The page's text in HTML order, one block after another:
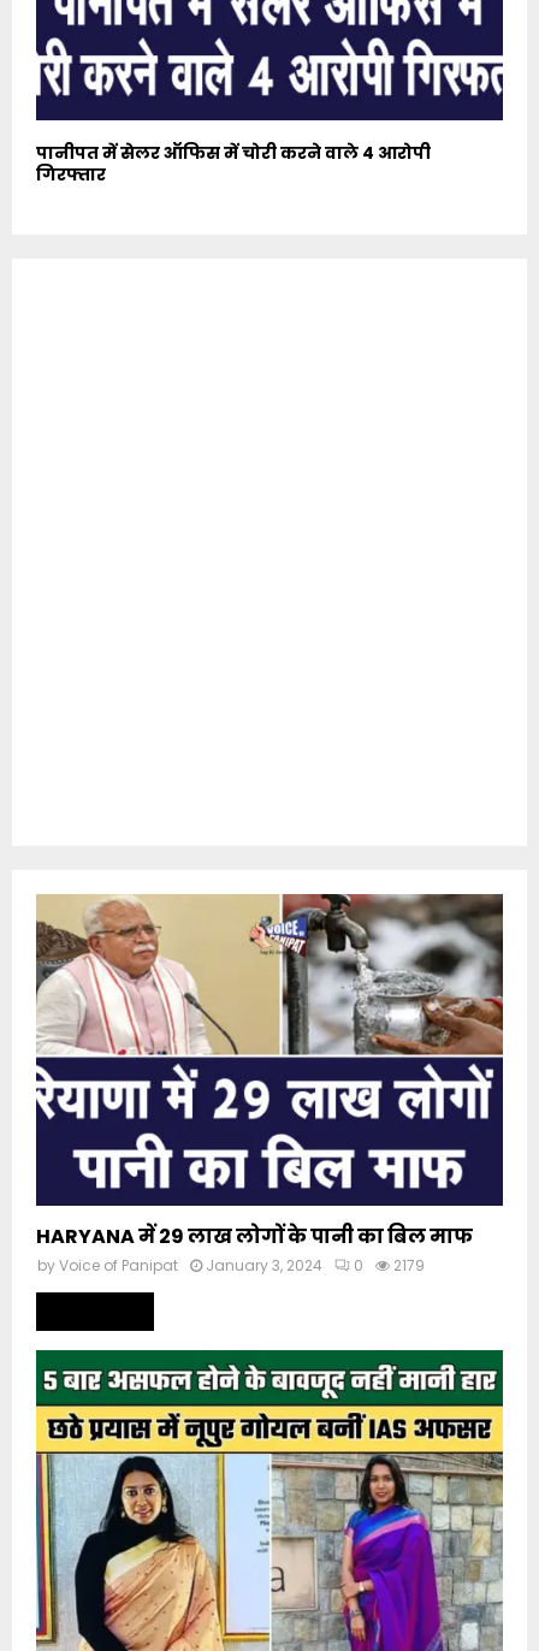
पानीपत में सेलर ऑफिस में चोरी करने वाले 4 आरोपी
गिरफ्तार
HARYANA में 29 लाख लोगों के पानी का बिल माफ
byVoice of Panipat January 3, 2024 0 2179